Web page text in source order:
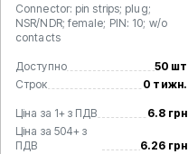
Connector: pin strips; plug;
NSR/NDR; female; PIN: 10; w/o
contacts
Доступно
50 шт
Строк
0 тижн.
Ціна за 1+ з ПДВ
6.8 грн
Ціна за 504+ з
ПДВ
6.26 грн